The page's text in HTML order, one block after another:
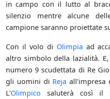
in campo con il lutto al
silenzio mentre alcune
campione saranno proiettate
Con il volo di Olimpia ad
altro simbolo della lazialità.
numero 9 scudettata di Re
gli uomini di Reja all'impresa
L'Olimpico saluterà così il